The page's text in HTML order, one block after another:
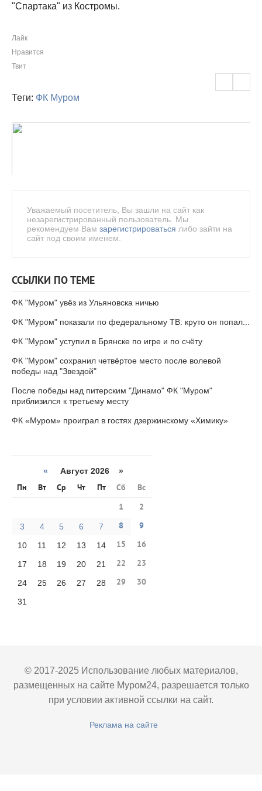
"Спартака" из Костромы.
Лайк
Нравится
Твит
Теги: ФК Муром
Уважаемый посетитель, Вы зашли на сайт как
незарегистрированный пользователь. Мы
рекомендуем Вам зарегистрироваться либо зайти на
сайт под своим именем.
ССЫЛКИ ПО ТЕМЕ
ФК "Муром" увёз из Ульяновска ничью
ФК "Муром" показали по федеральному ТВ: круто он попал...
ФК "Муром" уступил в Брянске по игре и по счёту
ФК "Муром" сохранил четвёртое место после волевой
победы над "Звездой"
После победы над питерским "Динамо" ФК "Муром"
приблизился к третьему месту
ФК «Муром» проиграл в гостях дзержинскому «Химику»
« Август 2026 »
Пн Вт Ср Чт Пт Сб
Вс
1
2
3 4 5 6 7 8 9
10 11 12 13 14 15 16
17 18 19 20 21 22 23
24 25 26 27 28 29 30
31
© 2017-2025 Использование любых материалов,
размещенных на сайте Муром24, разрешается только
при условии активной ссылки на сайт.
Реклама на сайте